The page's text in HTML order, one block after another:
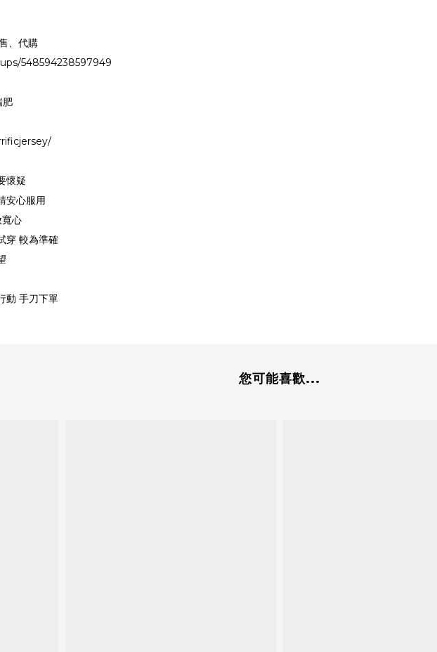
、代購
548594238597949
肥
懷疑
安心服用
心
穿 較為準確
動 手刀下單
您可能喜歡...